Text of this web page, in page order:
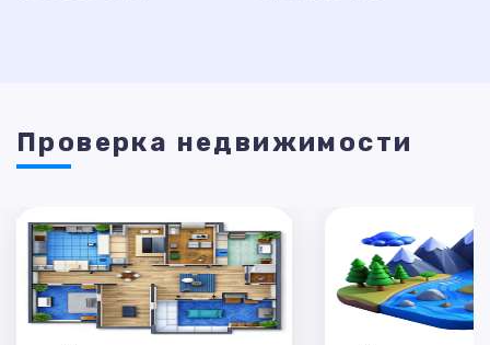
Проверка недвижимости